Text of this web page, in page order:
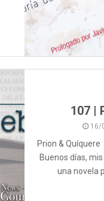
107 |
16/
Prion &
Buenos días,
una novela